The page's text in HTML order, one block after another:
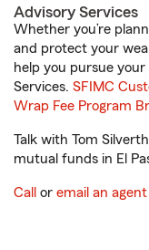
Advisory Services
Whether you’re
and protect your
help you pursue
Services. SFIMC
Wrap Fee Program
Talk with Tom
mutual funds in El
Call or email an agent